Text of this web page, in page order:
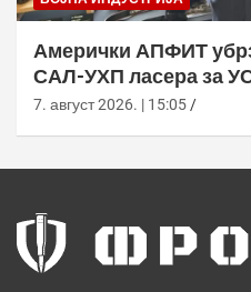
Амерички АПФИТ
САЛ-УХП ласера за
7. август 2026. | 15:05